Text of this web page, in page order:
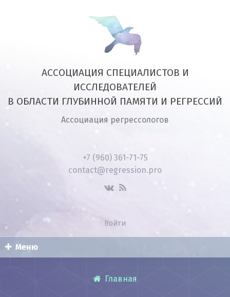
+7 (960) 361-71-75
contact@regression.pro
АССОЦИАЦИЯ СПЕЦИАЛИСТОВ И
ИССЛЕДОВАТЕЛЕЙ
В ОБЛАСТИ ГЛУБИННОЙ ПАМЯТИ И РЕГРЕССИЙ
Ассоциация регрессологов
Войти
Меню
Главная